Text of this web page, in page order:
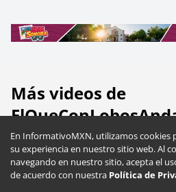
En InformativoMXN, utilizamos cookies
su experiencia en nuestro sitio web. Al
navegando en nuestro sitio, acepta el
de acuerdo con nuestra Política de
Más videos de